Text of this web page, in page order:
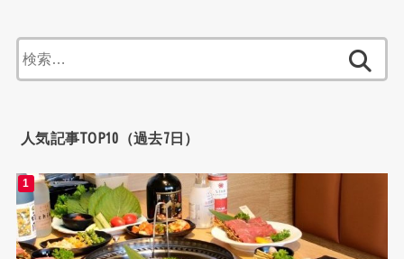
索:
人気記事TOP10（過去7日）